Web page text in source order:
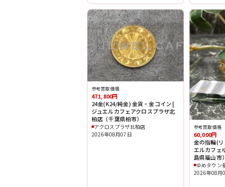
参考買取価格
471,800円
24金(K24/純金) 金貨・金コイン |
ジュエルカフェアクロスプラザ北
柏店（千葉県柏市）
アクロスプラザ北柏店
2026年08月07日
参考買取価格
60,000円
金の指輪(
エルカフェ
島県福山市）
ゆめタウン
2026年08月